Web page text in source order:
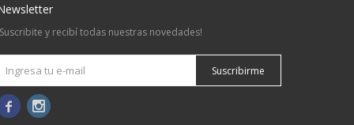
y recibí todas nuestras novedades!
Suscribirme
 